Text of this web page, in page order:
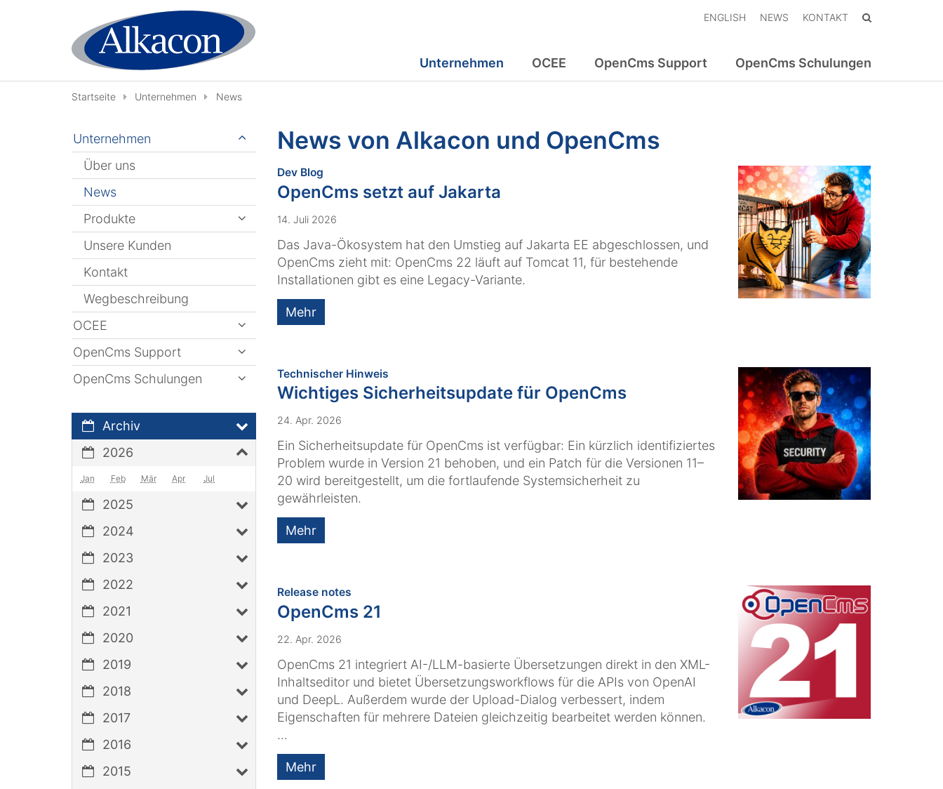
ENGLISH NEWS KONTAKT
Unternehmen OCEE OpenCms Support OpenCms Schulungen
Startseite Unternehmen News
News von Alkacon und OpenCms
Dev Blog:
OpenCms setzt auf Jakarta
14. Juli 2026
Das Java-Ökosystem hat den Umstieg auf Jakarta EE abgeschlossen, und
OpenCms zieht mit: OpenCms 22 läuft auf Tomcat 11, für bestehende
Installationen gibt es eine Legacy-Variante.
Mehr
Technischer Hinweis:
Wichtiges Sicherheitsupdate für OpenCms
24. Apr. 2026
Ein Sicherheitsupdate für OpenCms ist verfügbar: Ein kürzlich identifiziertes
Problem wurde in Version 21 behoben, und ein Patch für die Versionen 11–
20 wird bereitgestellt, um die fortlaufende Systemsicherheit zu
gewährleisten.
Mehr
Release notes:
OpenCms 21
22. Apr. 2026
OpenCms 21 integriert AI-/LLM-basierte Übersetzungen direkt in den XML-
Inhaltseditor und bietet Übersetzungsworkflows für die APIs von OpenAI
und DeepL. Außerdem wurde der Upload-Dialog verbessert, indem
Eigenschaften für mehrere Dateien gleichzeitig bearbeitet werden können.
...
Mehr
Unternehmen
Über uns
News
Produkte
Unsere Kunden
Kontakt
Wegbeschreibung
OCEE
OpenCms Support
OpenCms Schulungen
Archiv
2026
Jan Feb Mär Apr Jul
2025
2024
2023
2022
2021
2020
2019
2018
2017
2016
2015